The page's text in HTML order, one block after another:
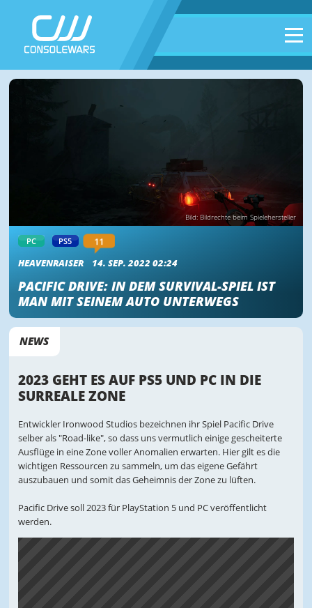
Bild: Bildrechte beim Spielehersteller
PC PS5
11
HEAVENRAISER
14. SEP. 2022 02:24
PACIFIC DRIVE: IN DEM SURVIVAL-SPIEL IST
MAN MIT SEINEM AUTO UNTERWEGS
NEWS
2023 GEHT ES AUF PS5 UND PC IN DIE
SURREALE ZONE
Entwickler Ironwood Studios bezeichnen ihr Spiel Pacific Drive
selber als "Road-like", so dass uns vermutlich einige gescheiterte
Ausflüge in eine Zone voller Anomalien erwarten. Hier gilt es die
wichtigen Ressourcen zu sammeln, um das eigene Gefährt
auszubauen und somit das Geheimnis der Zone zu lüften.
Pacific Drive soll 2023 für PlayStation 5 und PC veröffentlicht
werden.